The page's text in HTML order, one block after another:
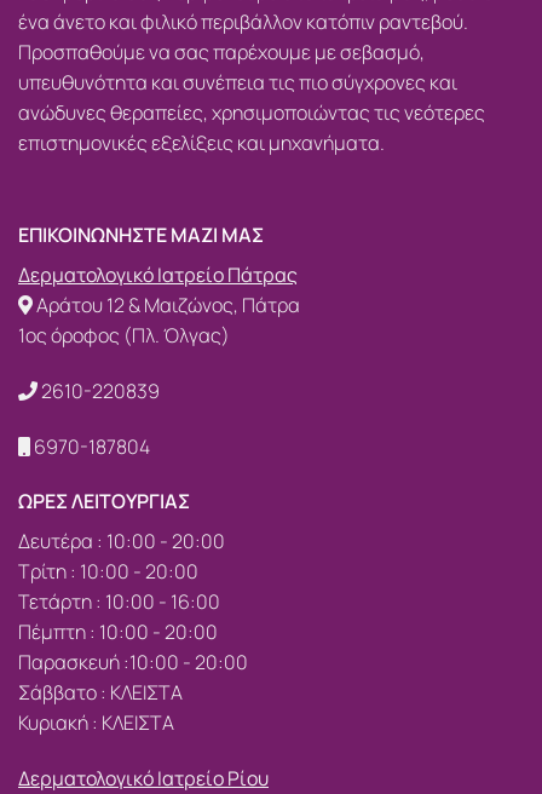
ένα άνετο και φιλικό περιβάλλον κατόπιν ραντεβού.
Προσπαθούμε να σας παρέχουμε με σεβασμό,
υπευθυνότητα και συνέπεια τις πιο σύγχρονες και
ανώδυνες θεραπείες, χρησιμοποιώντας τις νεότερες
επιστημονικές εξελίξεις και μηχανήματα.
ΕΠΙΚΟΙΝΩΝΗΣΤΕ ΜΑΖΙ ΜΑΣ
Δερματολογικό Ιατρείο Πάτρας
Αράτου 12 & Μαιζώνος, Πάτρα
1ος όροφος (Πλ. Όλγας)
2610-220839
6970-187804
ΩΡΕΣ ΛΕΙΤΟΥΡΓΙΑΣ
Δευτέρα : 10:00 - 20:00
Τρίτη : 10:00 - 20:00
Τετάρτη : 10:00 - 16:00
Πέμπτη : 10:00 - 20:00
Παρασκευή :10:00 - 20:00
Σάββατο : ΚΛΕΙΣΤΑ
Κυριακή : ΚΛΕΙΣΤΑ
Δερματολογικό Ιατρείο Ρίου